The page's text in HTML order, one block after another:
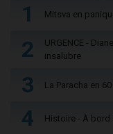
1 Mitsva en
2
URGENCE -
insalubre
3 La Paracha en
4 Histoire - À bord